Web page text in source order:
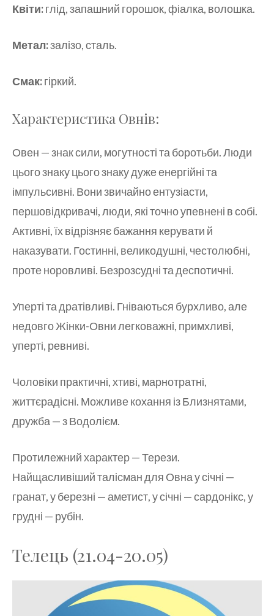
Квіти:глід, запашний горошок, фіалка, волошка.
Метал:залізо, сталь.
Смак:гіркий.
Характеристика Овнів:
Овен — знак сили, могутності та боротьби. Люди
цього знаку цього знаку дуже енергійні та
імпульсивні. Вони звичайно ентузіасти,
першовідкривачі, люди, які точно упевнені в собі.
Активні, їх відрізняє бажання керувати й
наказувати. Гостинні, великодушні, честолюбні,
проте норовливі. Безрозсудні та деспотичні.
Уперті та дратівливі. Гніваються бурхливо, але
недовго Жінки-Овни легковажні, примхливі,
уперті, ревниві.
Чоловіки практичні, хтиві, марнотратні,
життєрадісні. Можливе кохання із Близнятами,
дружба — з Водолієм.
Протилежний характер — Терези.
Найщасливіший талісман для Овна у січні —
гранат, у березні — аметист, у січні — сардонікс, у
грудні — рубін.
Телець (21.04-20.05)